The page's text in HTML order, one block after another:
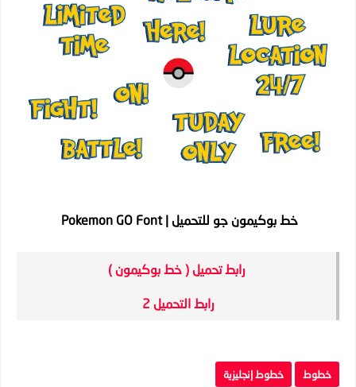
خط بوكيمون جو للتحميل | Pokemon GO Font
رابط تحميل ( خط بوكيمون )
رابط التحميل 2
خطوط خطوط إنجليزية